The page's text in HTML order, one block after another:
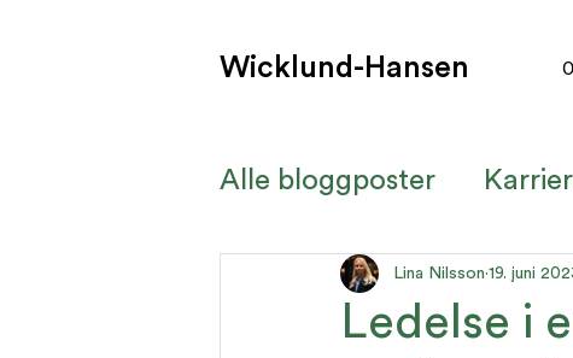
Wicklund-Hansen
Alle bloggposter
Kurs og seminar
Ledelse i
Lina Nilsson 19. juni